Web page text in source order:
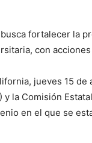
fortalecer la
con
jueves 15
y la Comisión
en el que se